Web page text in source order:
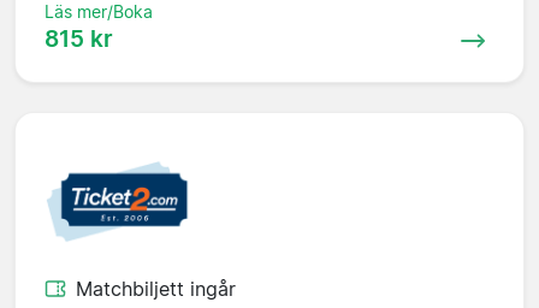
Läs mer/Boka
815 kr
Matchbiljett ingår